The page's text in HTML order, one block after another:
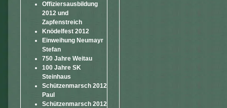
Offiziersausbildung
2012 und
Zapfenstreich
Knödelfest 2012
Einweihung Neumayr
Stefan
750 Jahre Weitau
100 Jahre SK
Steinhaus
Schützenmarsch 2012
Paul
Schützenmarsch 2012